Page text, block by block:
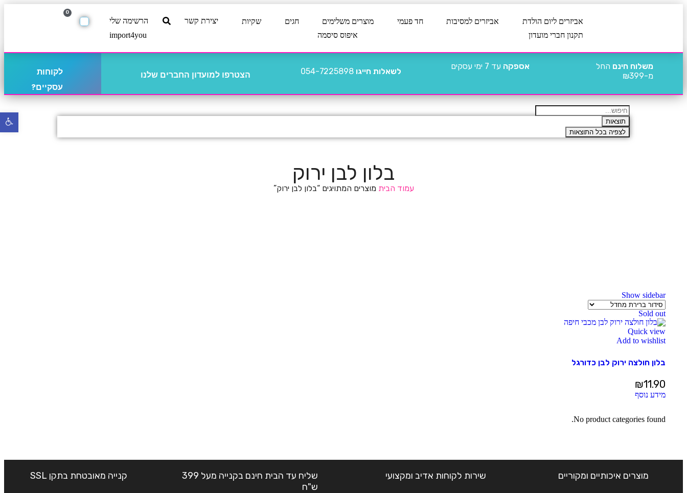
אביזרים ליום הולדת אביזרים למסיבות חד פעמי מוצרים משלימים חגים שקיות יצירת קשר
הרשימה שלי
תקנון חברי מועדון
איפוס סיסמה import4you
0
משלוח חינם החל
מ-₪399
אספקה עד 7 ימי עסקים
לשאלות חייגו 054-7225898 הצטרפו למועדון החברים שלנו
לקוחות
עסקיים?
תוצאות
לצפיה בכל התוצאות
בלון לבן ירוק
עמוד הביתמוצרים המתויגים “בלון לבן ירוק”
Show sidebar
Sold out
Quick view
Add to wishlist
בלון חולצה ירוק לבן כדורגל
₪11.90
מידע נוסף
No product categories found.
מוצרים איכותיים ומקוריים שירות לקוחות אדיב ומקצועי
שליח עד הבית חינם בקנייה מעל 399
ש"ח
קנייה מאובטחת בתקן SSL
פתח